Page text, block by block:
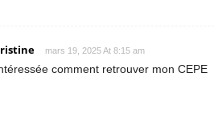
mars 19, 2025 At 8:15 am
comment retrouver mon CEPE